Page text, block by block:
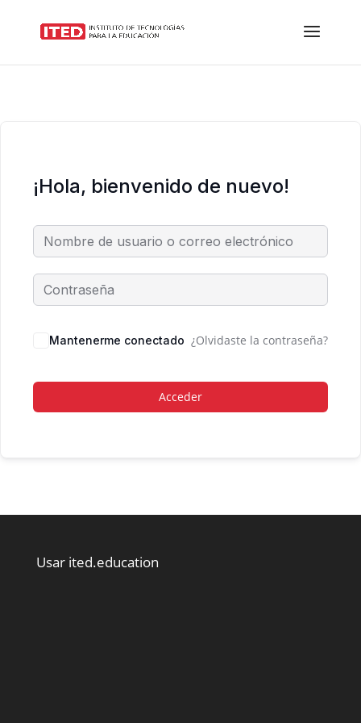
¡Hola, bienvenido de nuevo!
Mantenerme conectado ¿Olvidaste la contraseña?
Acceder
Usar ited.education